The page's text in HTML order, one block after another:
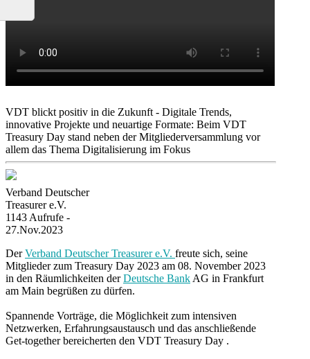
VDT blickt positiv in die Zukunft - Digitale Trends,
innovative Projekte und neuartige Formate: Beim VDT
Treasury Day stand neben der Mitgliederversammlung vor
allem das Thema Digitalisierung im Fokus
Verband Deutscher
Treasurer e.V.
1143 Aufrufe -
27.Nov.2023
DerVerband Deutscher Treasurer e.V. freute sich, seine
Mitglieder zum Treasury Day 2023 am 08. November 2023
in den Räumlichkeiten derDeutsche Bank AG in Frankfurt
am Main begrüßen zu dürfen.
Spannende Vorträge, die Möglichkeit zum intensiven
Netzwerken, Erfahrungsaustausch und das anschließende
Get-together bereicherten den VDT Treasury Day .